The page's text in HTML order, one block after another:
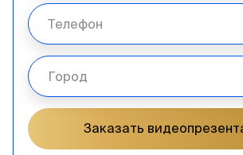
Заказать